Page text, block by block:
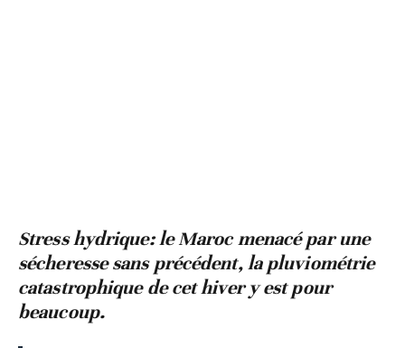
Stress hydrique: le Maroc menacé par une
sécheresse sans précédent, la pluviométrie
catastrophique de cet hiver y est pour
beaucoup.